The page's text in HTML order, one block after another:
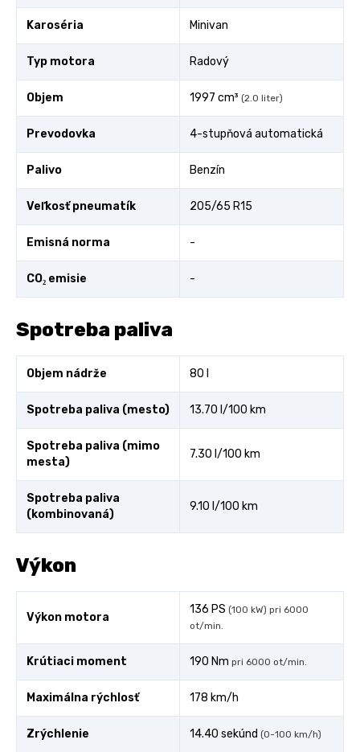
Karoséria Minivan
Typ motora Radový
Objem 1997 cm³ (2.0 liter)
Prevodovka 4-stupňová automatická
Palivo Benzín
Veľkosť pneumatík 205/65 R15
Emisná norma -
CO₂ emisie -
Spotreba paliva
Objem nádrže 80 l
Spotreba paliva (mesto) 13.70 l/100 km
Spotreba paliva (mimo
mesta)
7.30 l/100 km
Spotreba paliva
(kombinovaná)
9.10 l/100 km
Výkon
Výkon motora
136 PS (100 kW) pri 6000
ot/min.
Krútiaci moment 190 Nm pri 6000 ot/min.
Maximálna rýchlosť 178 km/h
Zrýchlenie 14.40 sekúnd (0-100 km/h)